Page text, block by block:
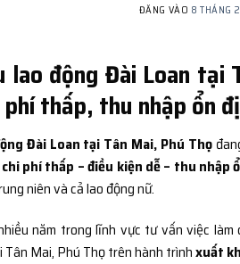
ĐĂNG VÀO 8 THÁNG
lao động Đài Loan tại
phí thấp, thu nhập ổn
Đài Loan tại Tân Mai, Phú Thọ
phí thấp – điều kiện dễ – thu nhập
niên và cả lao động nữ.
năm trong lĩnh vực tư vấn việc làm
Mai, Phú Thọ trên hành trìnhxuất